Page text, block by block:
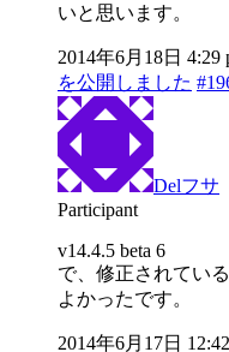
いと思います。
2014年6月18日 4:29
を公開しました
Delフサ
Participant
v14.4.5 beta 6
で、修正されてい
よかったです。
2014年6月17日